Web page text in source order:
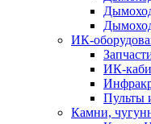
ИК-
ИК-
Пульты
Камни,